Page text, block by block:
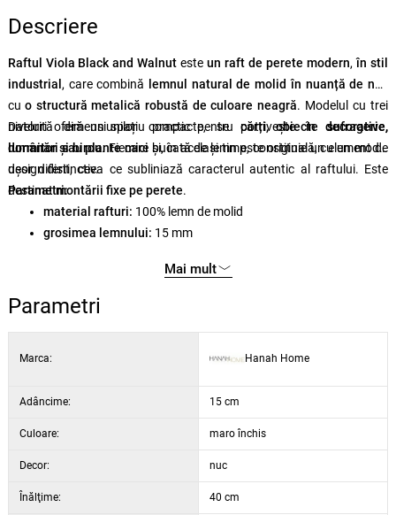
Descriere
Raftul Viola Black and Walnuteste un raft de perete modern,în stil
industrial, care combină lemnul natural de molid în nuanță de nuc
cu o structură metalică robustă de culoare neagră. Modelul cu trei
niveluri oferă un spațiu practic pentru cărți, obiecte decorative,
lumânări sau plante miciși, în același timp, constituie un element de
design distinctiv.
Datorită dimensiunilor compacte, se potrivește însufragerie,
dormitor și birou. Fiecare bucată de lemn este originală, cu un model
ușor diferit, ceea ce subliniază caracterul autentic al raftului. Este
destinatmontării fixe pe perete.
Parametri:
material rafturi: 100% lemn de molid
grosimea lemnului: 15 mm
6 mm
dimensiunea unui raft:
număr de rafturi:
culoare:
Mai mult
Parametri
Marca: Hanah Home
Adâncime: 15 cm
Culoare: maro închis
Decor: nuc
Înălţime: 40 cm